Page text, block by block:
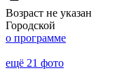
Возраст не указан
Городской
о программе
ещё 21 фото